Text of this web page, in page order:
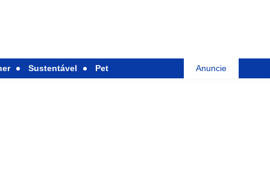
Sustentável Pet Anuncie